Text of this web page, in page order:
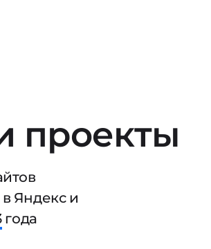
проекты
Яндекс и
года